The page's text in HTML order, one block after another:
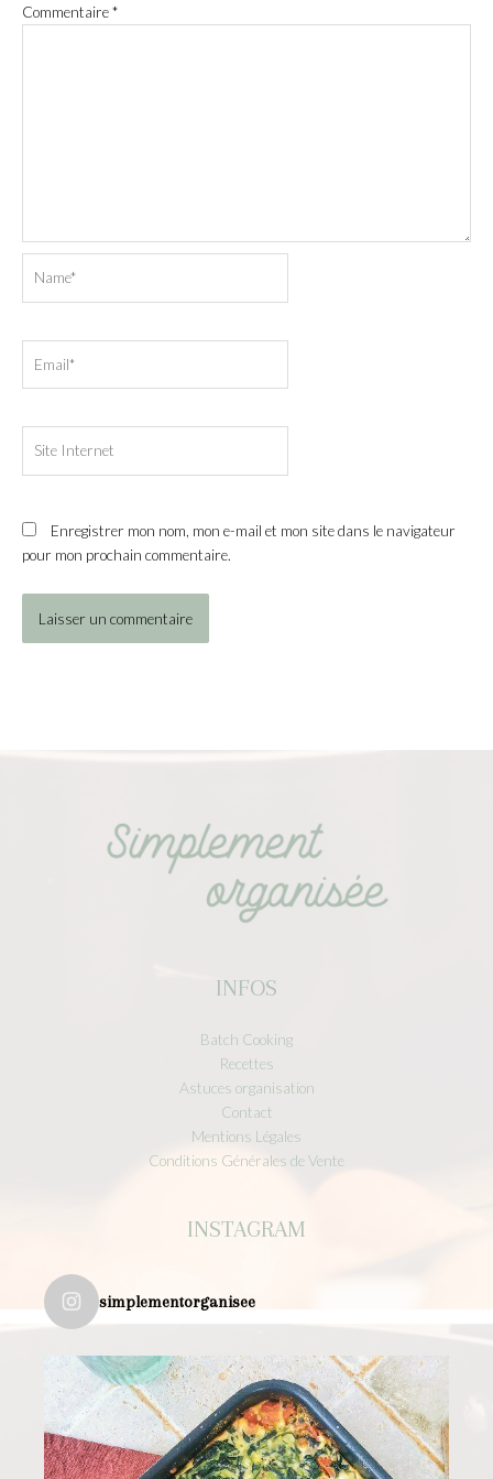
Commentaire*
Internet
Enregistrer mon nom, mon e-mail et mon site dans le navigateur
pour mon prochain commentaire.
INFOS
Batch Cooking
Recettes
Astuces organisation
Contact
Mentions Légales
Conditions Générales de Vente
INSTAGRAM
simplementorganisee